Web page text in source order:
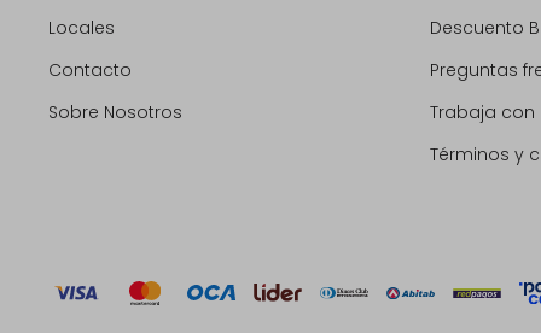
Locales
Contacto
Sobre Nosotros
Descuento
Preguntas
Trabaja
Términos y